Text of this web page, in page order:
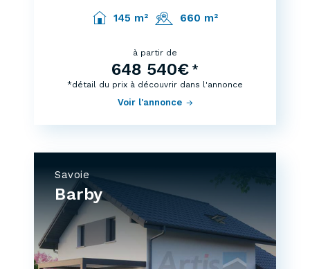
145 m² 660 m²
à partir de
648 540€ *
Voir l'annonce
*détail du prix à découvrir dans l'annonce
Savoie
Barby